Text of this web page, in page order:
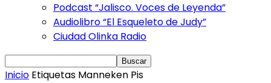
Podcast “Jalisco. Voces de Leyenda”
Audiolibro “El Esqueleto de Judy”
Ciudad Olinka Radio
Inicio Etiquetas Manneken Pis